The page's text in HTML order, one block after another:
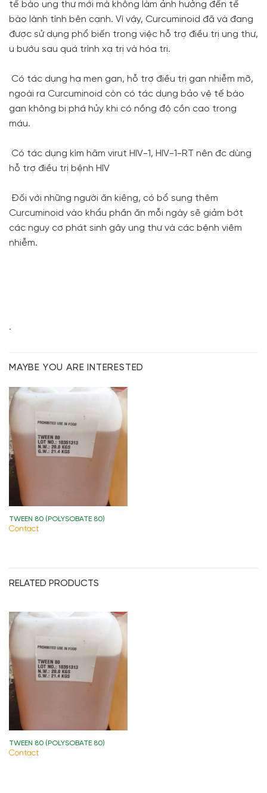
tế bào ung thư mới mà không làm ảnh hưởng đến tế
bào lành tính bên cạnh. Vì vậy, Curcuminoid đã và đang
được sử dụng phổ biến trong việc hỗ trợ điều trị ung thư,
u bướu sau quá trình xạ trị và hóa trị.
Có tác dụng hạ men gan, hỗ trợ điều trị gan nhiễm mỡ,
ngoài ra Curcuminoid còn có tác dụng bảo vệ tế bào
gan không bị phá hủy khi có nồng độ cồn cao trong
máu.
Có tác dụng kìm hãm virut HIV-1, HIV-1-RT nên đc dùng
hỗ trợ điều trị bệnh HIV
Đối với những người ăn kiêng, có bổ sung thêm
Curcuminoid vào khẩu phần ăn mỗi ngày sẽ giảm bớt
các nguy cơ phát sinh gây ung thư và các bệnh viêm
nhiễm.
.
MAYBE YOU ARE INTERESTED
TWEEN 80 (POLYSOBATE 80)
Contact
RELATED PRODUCTS
TWEEN 80 (POLYSOBATE 80)
Contact